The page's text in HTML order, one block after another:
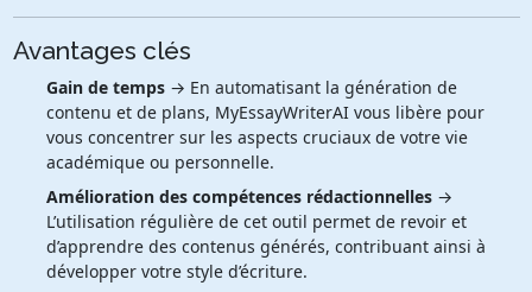
Avantages clés
Gain de temps→ En automatisant la génération de
contenu et de plans, MyEssayWriterAI vous libère pour
vous concentrer sur les aspects cruciaux de votre vie
académique ou personnelle.
Amélioration des compétences rédactionnelles→
L’utilisation régulière de cet outil permet de revoir et
d’apprendre des contenus générés, contribuant ainsi à
développer votre style d’écriture.